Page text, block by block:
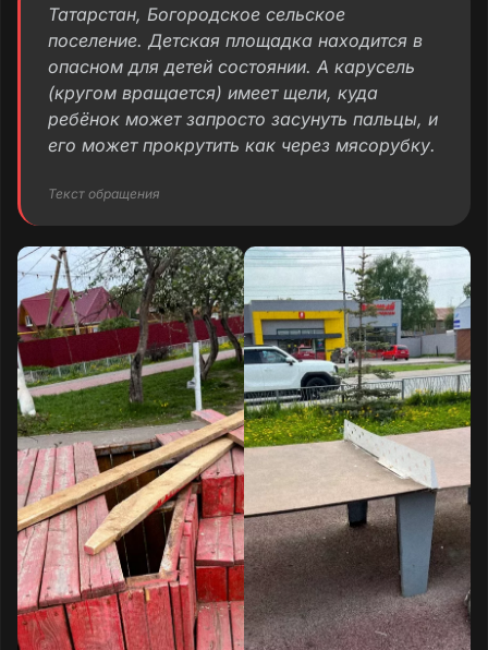
Татарстан, Богородское сельское
поселение. Детская площадка находится в
опасном для детей состоянии. А карусель
(кругом вращается) имеет щели, куда
ребёнок может запросто засунуть пальцы, и
его может прокрутить как через мясорубку.
Текст обращения